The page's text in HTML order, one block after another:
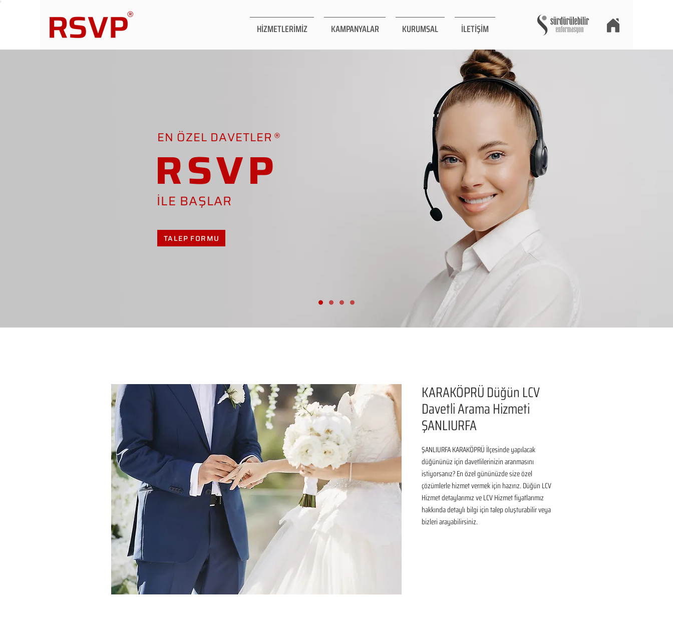
HİZMETLERİMİZ KAMPANYALAR KURUMSAL İLETİŞİM
EN ÖZEL DAVETLER
RSVP
İLE BAŞLAR
TALEP FORMU
KARAKÖPRÜ Düğün LCV
Davetli Arama Hizmeti
ŞANLIURFA
ŞANLIURFA KARAKÖPRÜ İlçesinde yapılacak
düğününüz için davetlilerinizin aranmasını
istiyorsanız? En özel gününüzde size özel
çözümlerle hizmet vermek için hazırız. Düğün LCV
Hizmet detaylarımız ve LCV Hizmet fiyatlarımız
hakkında detaylı bilgi için talep oluşturabilir veya
bizleri arayabilirsiniz.